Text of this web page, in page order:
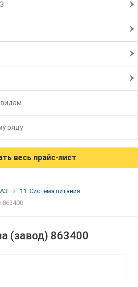
видам
ряду
весь прайс-лист
11. Система питания
863400
(завод) 863400